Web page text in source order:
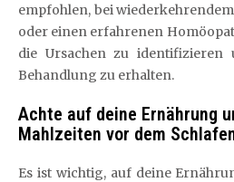
empfohlen, bei
oder einen erfahrenen
die Ursachen zu identifizieren
Behandlung zu erhalten.
Achte auf deine Ernährung
Mahlzeiten vor dem
Es ist wichtig, auf deine